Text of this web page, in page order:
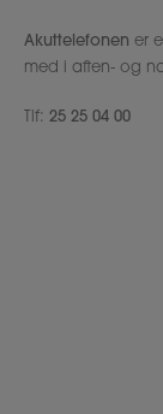
Akuttelefonen er
med i aften- og
Tlf: 25 25 04 00